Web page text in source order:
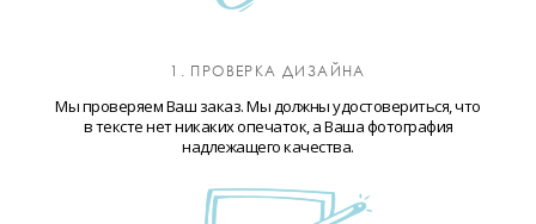
1. ПРОВЕРКА ДИЗАЙНА
Мы проверяем Ваш заказ. Мы должны удостовериться, что
в тексте нет никаких опечаток, а Ваша фотография
надлежащего качества.